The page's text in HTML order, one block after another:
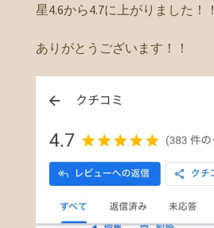
星4.6から4.7に上がりました！！
ありがとうございます！！